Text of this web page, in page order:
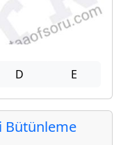
D E
Bütünleme